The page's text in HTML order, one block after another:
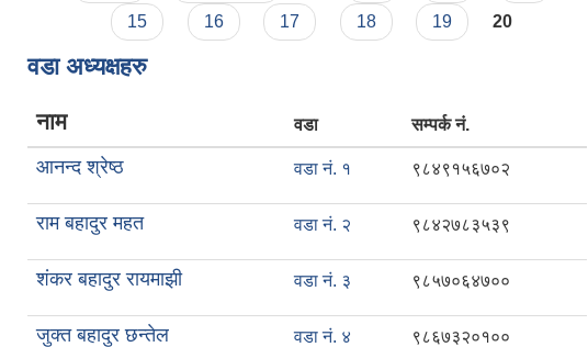
15
16 17 18 19 20
वडा अध्यक्षहरु
नाम वडा सम्पर्क नं.
आनन्द श्रेष्ठ वडा नं. १ ९८४९१५६७०२
राम बहादुर महत वडा नं. २ ९८४२७८३५३९
शंकर बहादुर रायमाझी वडा नं. ३ ९८५७०६४७००
जुक्त बहादुर छन्तेल वडा नं. ४ ९८६७३२०१००